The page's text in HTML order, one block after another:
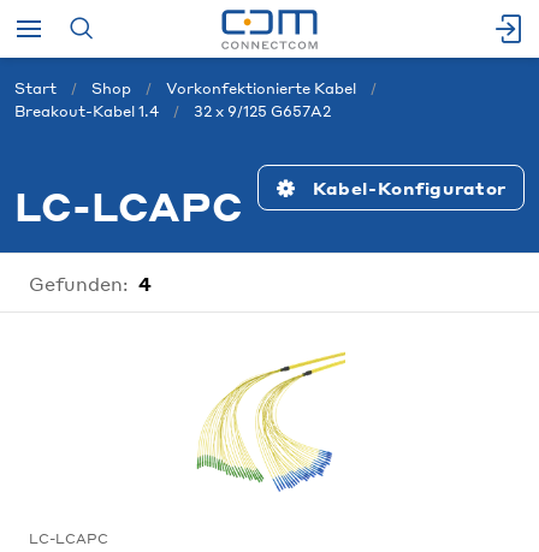
Start Shop
Vorkonfektionierte Kabel
Breakout-Kabel 1.4
32 x 9/125 G657A2
LC-LCAPC Kabel-Konfigurator
Gefunden: 4
LC-LCAPC